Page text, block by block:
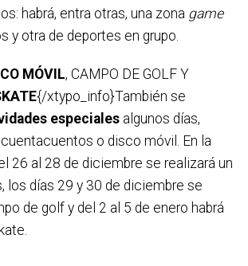
habrá, entra otras, una zona game
y otra de deportes en grupo.
MÓVIL, CAMPO DE GOLF Y
{/xtypo_info}También se
especialesalgunos días,
o disco móvil. En la
26 al 28 de diciembre se realizará un
los días 29 y 30 de diciembre se
de golf y del 2 al 5 de enero habrá